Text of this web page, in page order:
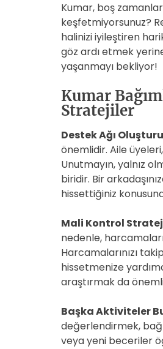
Kumar, boş
keşfetmiyorsunuz?
halinizi iyileştiren
göz ardı etmek
yaşanmayı bekliyor!
Kumar
Stratejiler
Destek Ağı
önemlidir. Aile
Unutmayın, yalnız
biridir. Bir
hissettiğiniz
Mali Kontrol
nedenle,
Harcamalarınızı
hissetmenize
araştırmak da
Başka Aktiviteler
değerlendirmek,
veya yeni beceriler